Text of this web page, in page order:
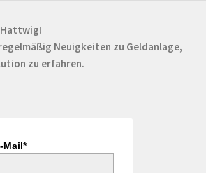
Neuigkeiten zu Geldanlage,
zu erfahren.
Mail*